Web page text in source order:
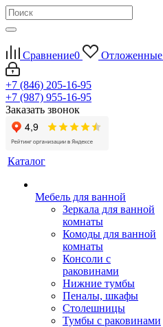
Сравнение0 Отложенные
+7 (846) 205-16-95
+7 (987) 955-16-95
Заказать звонок
Каталог
Мебель для ванной
Зеркала для ванной
комнаты
Комоды для ванной
комнаты
Консоли с
раковинами
Нижние тумбы
Пеналы, шкафы
Столешницы
Тумбы с раковинами